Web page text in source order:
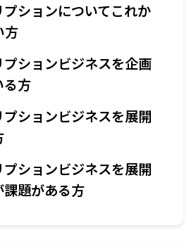
ションについてこれか
方
ションビジネスを企画
る方
ションビジネスを展開
ションビジネスを展開
課題がある方